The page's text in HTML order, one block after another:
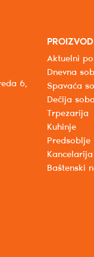
6,
Aktuelni
Dnevna
Spavaća
Dečija
Trpezarija
Kuhinje
Predsoblje
Kancelarija
Baštenski